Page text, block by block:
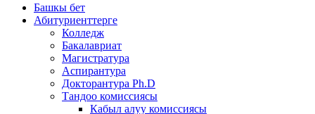
Башкы бет
Абитуриенттерге
Колледж
Бакалавриат
Магистратура
Аспирантура
Докторантура Ph.D
Тандоо комиссиясы
Кабыл алуу комиссиясы